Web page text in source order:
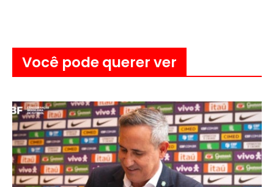
Você pode querer ver